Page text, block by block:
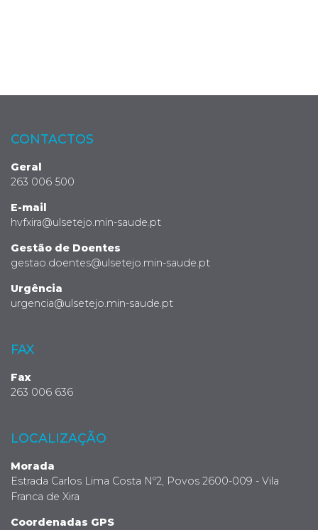
CONTACTOS
Geral
263 006 500
E-mail
hvfxira@ulsetejo.min-saude.pt
Gestão de Doentes
gestao.doentes@ulsetejo.min-saude.pt
Urgência
urgencia@ulsetejo.min-saude.pt
FAX
Fax
263 006 636
LOCALIZAÇÃO
Morada
Estrada Carlos Lima Costa Nº2, Povos 2600-009 - Vila
Franca de Xira
Coordenadas GPS